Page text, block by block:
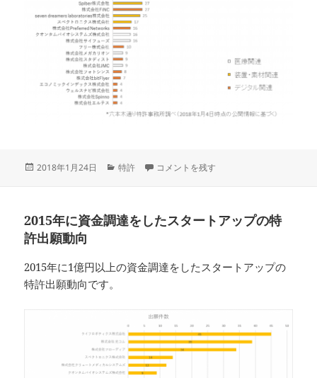
投
2018年1月24日
カ
ー
特許 2015年のスタートアップの調達状況・特
コメントを残す
2015年に資金調達をしたスタートアップの特
許出願動向
2015年に1億円以上の資金調達をしたスタートアップの
特許出願動向です。